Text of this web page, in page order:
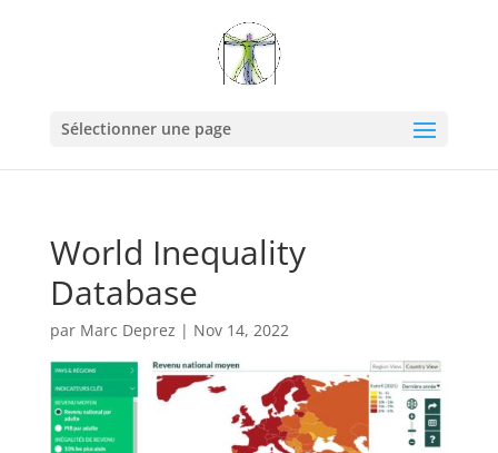
Sélectionner une page
World Inequality
Database
par Marc Deprez | Nov 14, 2022